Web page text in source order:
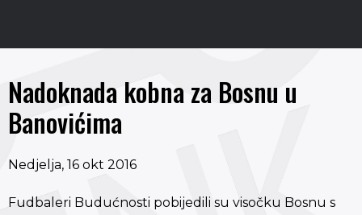
Nadoknada kobna za Bosnu u
Banovićima
Nedjelja, 16 okt 2016
Fudbaleri Budućnosti pobijedili su visočku Bosnu s